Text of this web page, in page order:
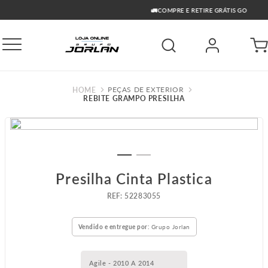
🚛COMPRE E RETIRE GRÁTIS GO
PEÇAS DE EXTERIOR
REBITE GRAMPO PRESILHA
Presilha Cinta Plastica
: 52283055
Vendido e entregue por: Grupo Jorlan
Agile - 2010 A 2014